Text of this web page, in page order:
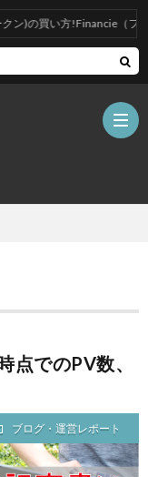
ム
想
貨
ロ
グ・
運
ポ
イ
活
ラ
プ
買い方!Financie（フィナン
点でのPV数、
ブログ・運営レポート